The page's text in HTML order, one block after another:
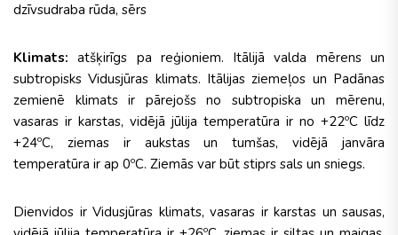
dzīvsudraba rūda, sērs
Klimats:atšķirīgs pa reģioniem. Itālijā valda mērens un
subtropisks Vidusjūras klimats. Itālijas ziemeļos un Padānas
zemienē klimats ir pārejošs no subtropiska un mērenu,
vasaras ir karstas, vidējā jūlija temperatūra ir no +22ºC līdz
+24ºC, ziemas ir aukstas un tumšas, vidējā janvāra
temperatūra ir ap 0ºC. Ziemās var būt stiprs sals un sniegs.
Dienvidos ir Vidusjūras klimats, vasaras ir karstas un sausas,